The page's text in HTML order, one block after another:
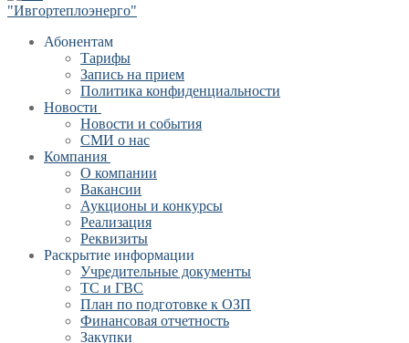
Абонентам
Тарифы
Запись на прием
Политика конфиденциальности
Новости
Новости и события
СМИ о нас
Компания
О компании
Вакансии
Аукционы и конкурсы
Реализация
Реквизиты
Раскрытие информации
Учредительные документы
ТС и ГВС
План по подготовке к ОЗП
Финансовая отчетность
Закупки